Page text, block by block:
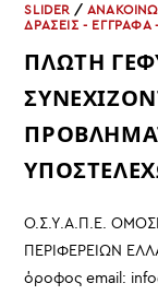
SLIDER /
ΔΡΑΣΕΙΣ - ΕΓΓΡΑΦΑ
ΠΛΩΤΗ
Ο.Σ.Υ.Α.Π.Ε.
ΠΕΡΙΦΕΡΕΙΩΝ
όροφος email: